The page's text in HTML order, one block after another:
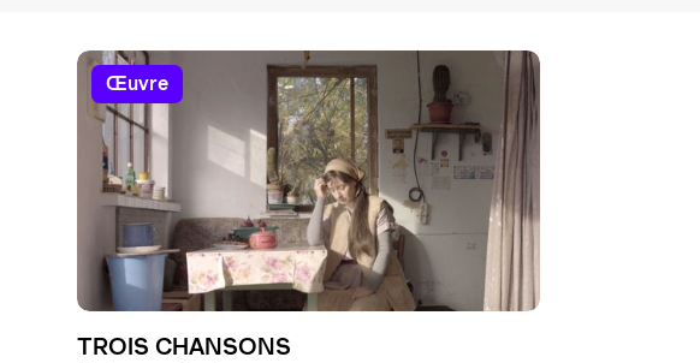
œuvre
TROIS CHANSONS